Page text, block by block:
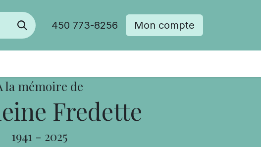
450 773-8256 Mon compte
la mémoire de
Fredette
1941 - 2025